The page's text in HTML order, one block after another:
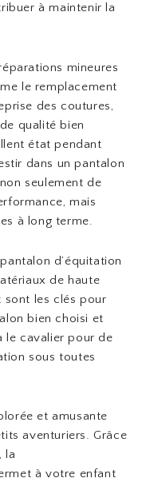
à maintenir la
mineures
le remplacement
des coutures,
qualité bien
état pendant
dans un pantalon
seulement de
mais
à long terme.
d’équitation
de haute
sont les clés pour
bien choisi et
le cavalier pour de
sous toutes
et amusante
aventuriers. Grâce
la
à votre enfant